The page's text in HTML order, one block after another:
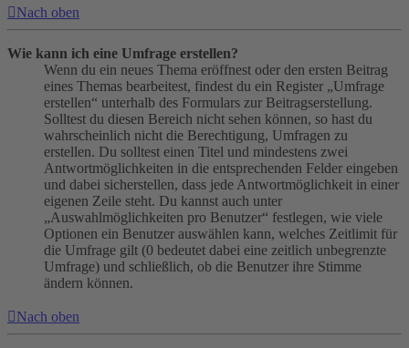
Nach oben
Wie kann ich eine Umfrage erstellen?
Wenn du ein neues Thema eröffnest oder den ersten Beitrag
eines Themas bearbeitest, findest du ein Register „Umfrage
erstellen“ unterhalb des Formulars zur Beitragserstellung.
Solltest du diesen Bereich nicht sehen können, so hast du
wahrscheinlich nicht die Berechtigung, Umfragen zu
erstellen. Du solltest einen Titel und mindestens zwei
Antwortmöglichkeiten in die entsprechenden Felder eingeben
und dabei sicherstellen, dass jede Antwortmöglichkeit in einer
eigenen Zeile steht. Du kannst auch unter
„Auswahlmöglichkeiten pro Benutzer“ festlegen, wie viele
Optionen ein Benutzer auswählen kann, welches Zeitlimit für
die Umfrage gilt (0 bedeutet dabei eine zeitlich unbegrenzte
Umfrage) und schließlich, ob die Benutzer ihre Stimme
ändern können.
Nach oben